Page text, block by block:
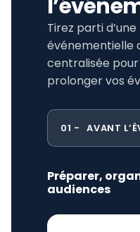
Tirez parti
événementielle
centralisée
prolonger vos
01 AVANT
Préparer,
audiences